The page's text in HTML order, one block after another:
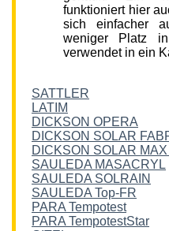
funktioniert hier
sich einfacher
weniger Platz
verwendet in ein
SATTLER
LATIM
DICKSON OPERA
DICKSON SOLAR
DICKSON SOLAR
SAULEDA MASACRYL
SAULEDA SOLRAIN
SAULEDA Top-FR
PARA Tempotest
PARA TempotestStar